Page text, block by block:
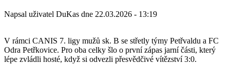
Napsal uživatel DuKas dne 22.03.2026 - 13:19
V rámci CANIS 7. ligy mužů sk. B se střetly týmy Petřvaldu a FC
Odra Petřkovice. Pro oba celky šlo o první zápas jarní části, který
lépe zvládli hosté, když si odvezli přesvědčivé vítězství 3:0.